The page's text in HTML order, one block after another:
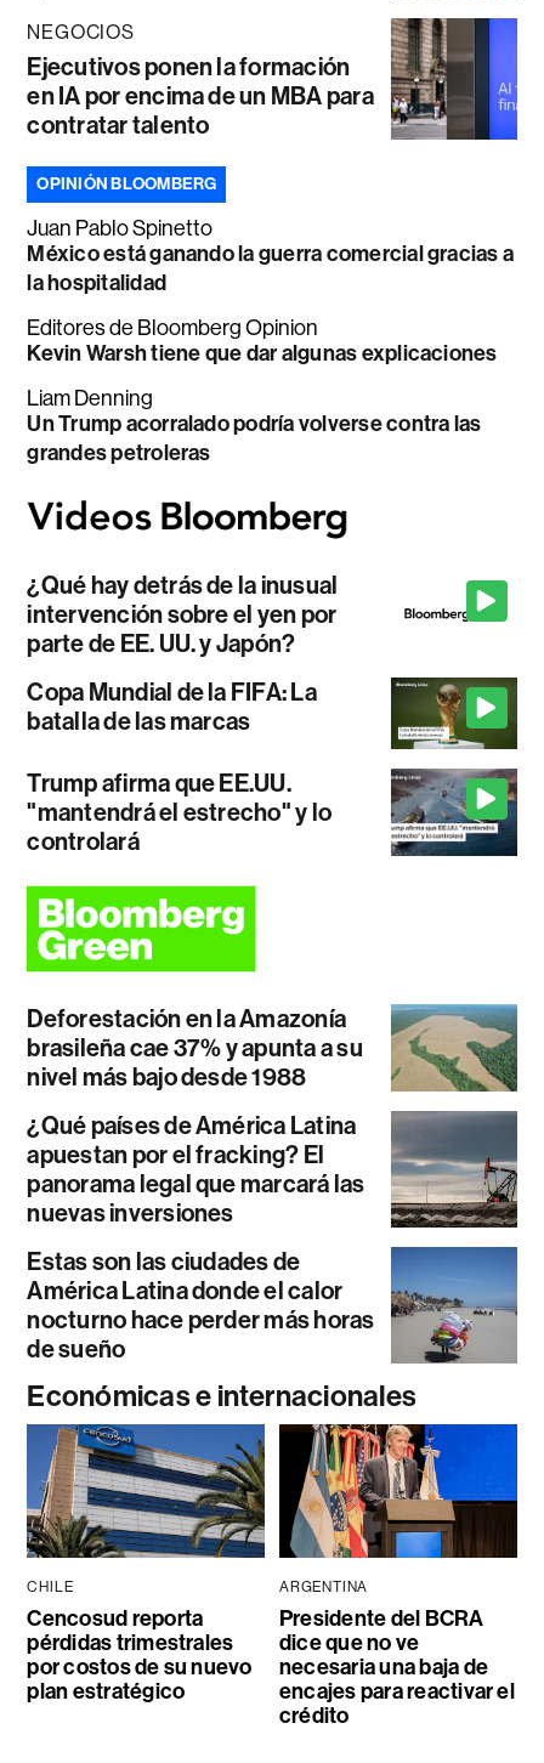
NEGOCIOS
Ejecutivos ponen la formación
en IA por encima de un MBA para
contratar talento
OPINIÓN BLOOMBERG
Juan Pablo Spinetto
México está ganando la guerra comercial gracias a
la hospitalidad
Editores de Bloomberg Opinion
Kevin Warsh tiene que dar algunas explicaciones
Liam Denning
Un Trump acorralado podría volverse contra las
grandes petroleras
¿Qué hay detrás de la inusual
intervención sobre el yen por
parte de EE. UU. y Japón?
Copa Mundial de la FIFA: La
batalla de las marcas
Trump afirma que EE.UU.
"mantendrá el estrecho" y lo
controlará
Deforestación en la Amazonía
brasileña cae 37% y apunta a su
nivel más bajo desde 1988
¿Qué países de América Latina
apuestan por el fracking? El
panorama legal que marcará las
nuevas inversiones
Estas son las ciudades de
América Latina donde el calor
nocturno hace perder más horas
de sueño
Económicas e internacionales
CHILE
Cencosud reporta
pérdidas trimestrales
por costos de su nuevo
plan estratégico
ARGENTINA
Presidente del BCRA
dice que no ve
necesaria una baja de
encajes para reactivar el
crédito